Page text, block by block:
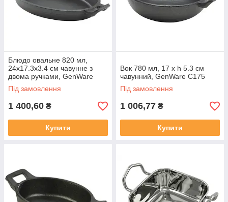
Блюдо овальне 820 мл,
24x17.3х3.4 см чавунне з
двома ручками, GenWare
C247
Під замовлення
1 400,60 ₴
Купити
Вок 780 мл, 17 x h 5.3 см
чавунний, GenWare C175
Під замовлення
1 006,77 ₴
Купити